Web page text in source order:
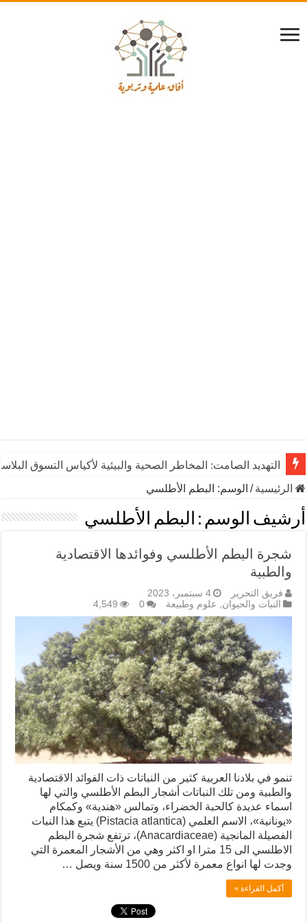
التهديد الصامت: المخاطر الصحية والبيئية لأكياس التسوق
الرئيسية/ الوسم: البطم الأطلسي
أرشيف الوسم : البطم الأطلسي
شجرة البطم الأطلسي وفوائدها الاقتصادية
والطبية
فريق التحرير
4 سبتمبر، 2023
النبات والحيوان, علوم وطبيعة 0
4,549
تنمو في بلادنا العربية كثير من النباتات ذات الفوائد الاقتصادية
والطبية ومن تلك النباتات أشجار البطم الأطلسي والتي لها
اسماء عديدة كالحبة الخضراء، وتمالس «هندية» وكمكام
«يونانية»، الاسم العلمي (Pistacia atlantica) يتبع هذا النبات
الفصيلة المانجية (Anacardiaceae)، ترتفع شجرة البطم
الاطلسي الى 15 مترا او اكثر وهي من الأشجار المعمرة التي
وجدت لها انواع معمرة لأكثر من 1500 سنة ويصل …
أكمل القراءة »